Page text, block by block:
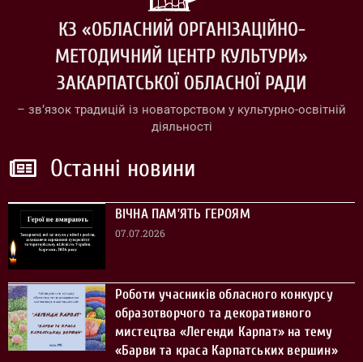
КЗ «ОБЛАСНИЙ ОРГАНІЗАЦІЙНО-
МЕТОДИЧНИЙ ЦЕНТР КУЛЬТУРИ»
ЗАКАРПАТСЬКОЇ ОБЛАСНОЇ РАДИ
– зв’язок традицій із новаторством у культурно-освітній
діяльності
Останні новини
ВІЧНА ПАМ’ЯТЬ ГЕРОЯМ
07.07.2026
Роботи учасників обласного конкурсу
образотворчого та декоративного
мистецтва «Легенди Карпат» на тему
«Барви та краса Карпатських вершин»